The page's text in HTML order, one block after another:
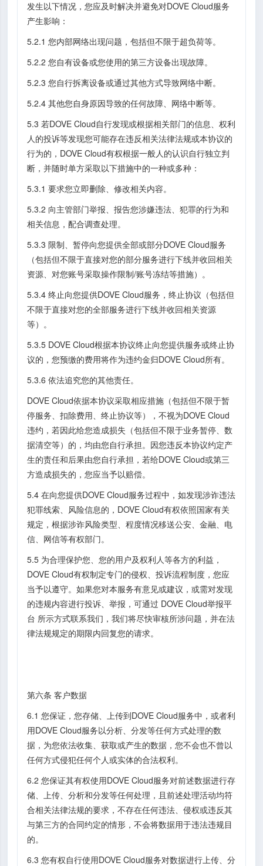
发生以下情况，您应及时解决并避免对DOVE Cloud服务
产生影响：
5.2.1 您内部网络出现问题，包括但不限于超负荷等。
5.2.2 您自有设备或您使用的第三方设备出现故障。
5.2.3 您自行拆离设备或通过其他方式导致网络中断。
5.2.4 其他您自身原因导致的任何故障、网络中断等。
5.3 若DOVE Cloud自行发现或根据相关部门的信息、权利
人的投诉等发现您可能存在违反相关法律法规或本协议的
行为的，DOVE Cloud有权根据一般人的认识自行独立判
断，并随时单方采取以下措施中的一种或多种：
5.3.1 要求您立即删除、修改相关内容。
5.3.2 向主管部门举报、报告您涉嫌违法、犯罪的行为和
相关信息，配合调查处理。
5.3.3 限制、暂停向您提供全部或部分DOVE Cloud服务
（包括但不限于直接对您的部分服务进行下线并收回相关
资源、对您账号采取操作限制/账号冻结等措施）。
5.3.4 终止向您提供DOVE Cloud服务，终止协议（包括但
不限于直接对您的全部服务进行下线并收回相关资源
等）。
5.3.5 DOVE Cloud根据本协议终止向您提供服务或终止协
议的，您预缴的费用将作为违约金归DOVE Cloud所有。
5.3.6 依法追究您的其他责任。
DOVE Cloud依据本协议采取相应措施（包括但不限于暂
停服务、扣除费用、终止协议等），不视为DOVE Cloud
违约，若因此给您造成损失（包括但不限于业务暂停、数
据清空等）的，均由您自行承担。因您违反本协议约定产
生的责任和后果由您自行承担，若给DOVE Cloud或第三
方造成损失的，您应当予以赔偿。
5.4 在向您提供DOVE Cloud服务过程中，如发现涉诈违法
犯罪线索、风险信息的，DOVE Cloud有权依照国家有关
规定，根据涉诈风险类型、程度情况移送公安、金融、电
信、网信等有权部门。
5.5 为合理保护您、您的用户及权利人等各方的利益，
DOVE Cloud有权制定专门的侵权、投诉流程制度，您应
当予以遵守。如果您对本服务有意见或建议，或需对发现
的违规内容进行投诉、举报，可通过 DOVE Cloud举报平
台 所示方式联系我们，我们将尽快审核所涉问题，并在法
律法规规定的期限内回复您的请求。
第六条 客户数据
6.1 您保证，您存储、上传到DOVE Cloud服务中，或者利
用DOVE Cloud服务以分析、分发等任何方式处理的数
据，为您依法收集、获取或产生的数据，您不会也不曾以
任何方式侵犯任何个人或实体的合法权利。
6.2 您保证其有权使用DOVE Cloud服务对前述数据进行存
储、上传、分析和分发等任何处理，且前述处理活动均符
合相关法律法规的要求，不存在任何违法、侵权或违反其
与第三方的合同约定的情形，不会将数据用于违法违规目
的。
6.3 您有权自行使用DOVE Cloud服务对数据进行上传、分